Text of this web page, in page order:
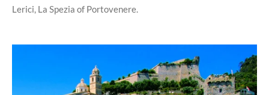
Lerici, La Spezia of Portovenere.